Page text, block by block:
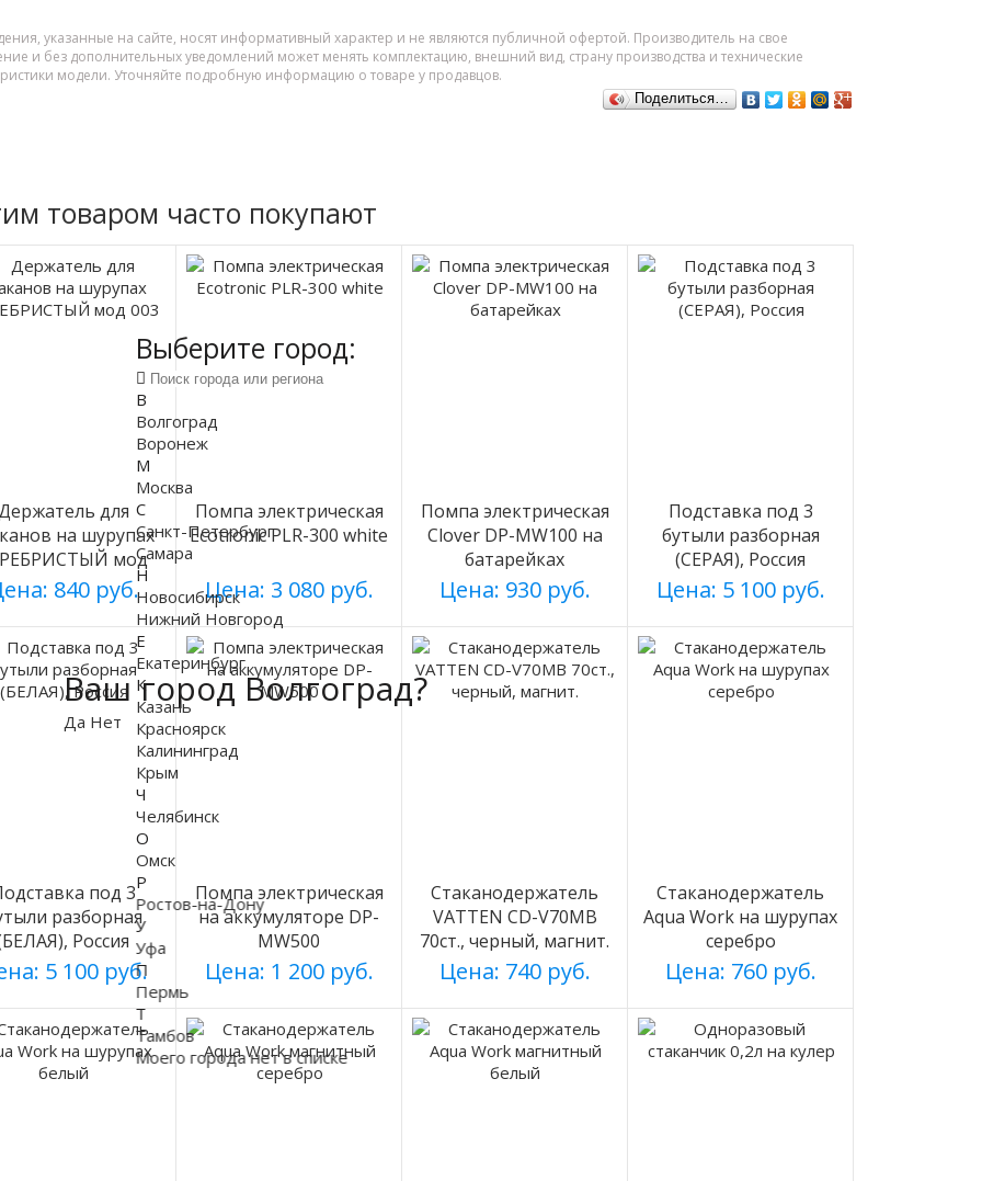
указанные на сайте, носят информативный характер и не являются публичной офертой. Производитель на свое
и без дополнительных уведомлений может менять комплектацию, внешний вид, страну производства и технические
модели. Уточняйте подробную информацию о товаре у продавцов.
Поделиться…
товаром часто покупают
для
на шурупах
мод
003
840 руб.
Помпа электрическая
Ecotronic PLR-300 white
Цена: 3 080 руб.
Помпа электрическая
Clover DP-MW100 на
батарейках
Цена: 930 руб.
Подставка под 3
бутыли разборная
(СЕРАЯ), Россия
Цена: 5 100 руб.
под 3
разборная
Россия
5 100 руб.
Помпа электрическая
на аккумуляторе DP-
MW500
Цена: 1 200 руб.
Стаканодержатель
VATTEN CD-V70MB
70ст., черный, магнит.
Цена: 740 руб.
Стаканодержатель
Aqua Work на шурупах
серебро
Цена: 760 руб.
Ваш город Волгоград?
Да Нет
Выберите город:
В
Волгоград
Воронеж
М
Москва
С
Санкт-Петербург
Самара
Н
Новосибирск
Нижний Новгород
Е
Екатеринбург
К
Казань
Красноярск
Калининград
Крым
Ч
Челябинск
О
Омск
Р
Ростов-на-Дону
У
Уфа
П
Пермь
Т
Тамбов
Моего города нет в списке